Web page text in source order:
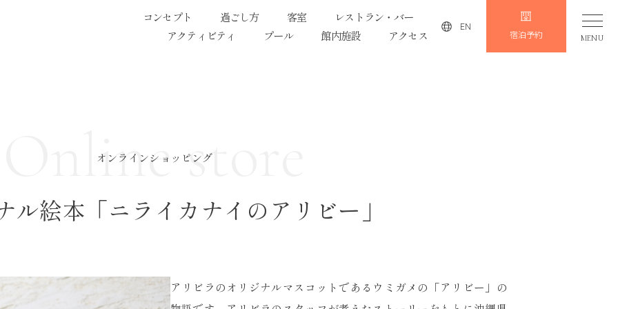
コンセプト 過ごし方 客室
レストラン・バー
アクティビティ
プール 館内施設 アクセス
EN
宿泊予約 MENU
Online store
オンラインショッピング
ル絵本「ニライカナイのアリビー」
アリビラのオリジナルマスコットであるウミガメの「アリビー」の